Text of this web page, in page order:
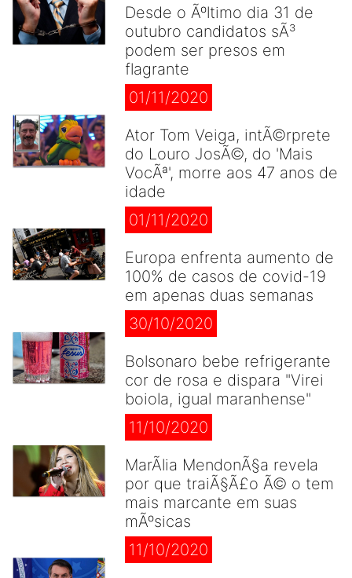
Desde o Ãºltimo dia 31 de
outubro candidatos sÃ³
podem ser presos em
flagrante
01/11/2020
Ator Tom Veiga, intÃ©rprete
do Louro JosÃ©, do 'Mais
VocÃª', morre aos 47 anos de
idade
01/11/2020
Europa enfrenta aumento de
100% de casos de covid-19
em apenas duas semanas
30/10/2020
Bolsonaro bebe refrigerante
cor de rosa e dispara "Virei
boiola, igual maranhense"
11/10/2020
MarÃ­lia MendonÃ§a revela
por que traiÃ§Ã£o Ã© o tem
mais marcante em suas
mÃºsicas
11/10/2020